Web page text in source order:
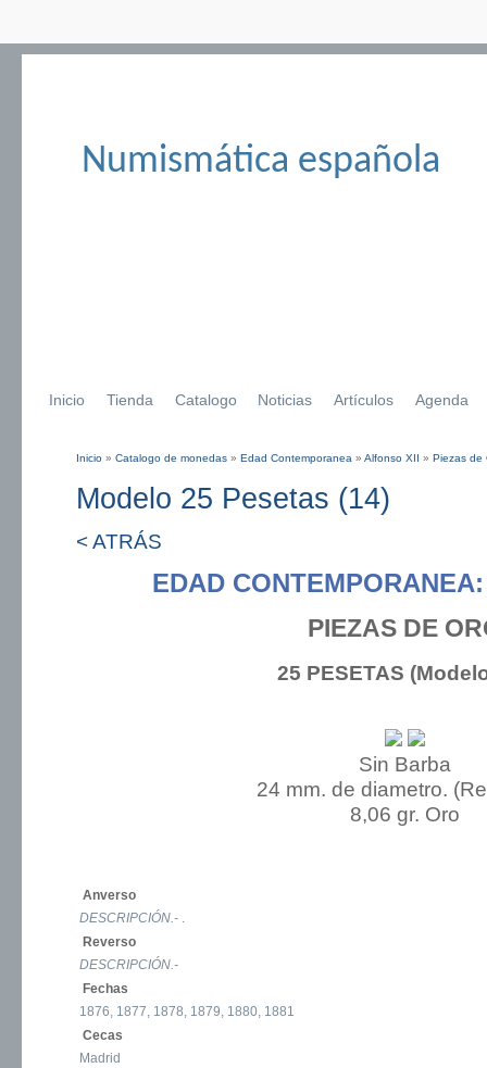
Numismática española
Inicio Tienda Catalogo Noticias Artículos Agenda
Inicio » Catalogo de monedas » Edad Contemporanea » Alfonso XII » Piezas de
Modelo 25 Pesetas (14)
< ATRÁS
EDAD
PIEZAS DE
25 PESETAS
Sin Barba
24 mm. de diametro.
8,06 gr. Oro
Anverso
DESCRIPCIÓN.- .
Reverso
DESCRIPCIÓN.-
Fechas
1876, 1877, 1878, 1879, 1880, 1881
Cecas
Madrid